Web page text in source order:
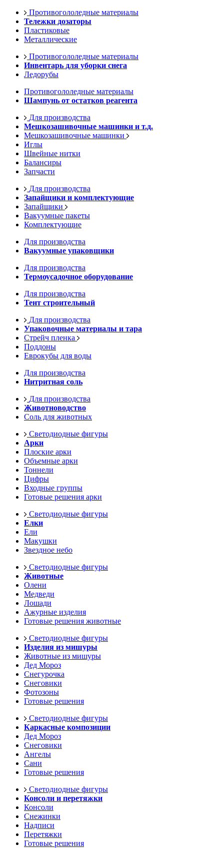
Противогололедные материалы
Тележки дозаторы
Пластиковые
Металлические
Противогололедные материалы
Инвентарь для уборки снега
Ледорубы
Противогололедные материалы
Шампунь от остатков реагента
Для производства
Мешкозашивочные машинки и т.д.
Мешкозашивочные машинки
Иглы
Швейные нитки
Балансиры
Запчасти
Для производства
Запайщики и комплектующие
Запайщики
Вакуумные пакеты
Комплектующие
Для производства
Вакуумные упаковщики
Для производства
Термоусадочное оборудование
Для производства
Тент строительный
Для производства
Упаковочные материалы и тара
Стрейч пленка
Поддоны
Еврокубы для воды
Для производства
Нитритная соль
Для производства
Животноводство
Соль для животных
Светодиодные фигуры
Арки
Плоские арки
Объемные арки
Тоннели
Цифры
Входные группы
Готовые решения арки
Светодиодные фигуры
Елки
Ели
Макушки
Звездное небо
Светодиодные фигуры
Животные
Олени
Медведи
Лошади
Ажурные изделия
Готовые решения животные
Светодиодные фигуры
Изделия из мишуры
Животные из мишуры
Дед Мороз
Снегурочка
Снеговики
Фотозоны
Готовые решения
Светодиодные фигуры
Каркасные композиции
Дед Мороз
Снеговики
Ангелы
Сани
Готовые решения
Светодиодные фигуры
Консоли и перетяжки
Консоли
Снежинки
Надписи
Перетяжки
Готовые решения